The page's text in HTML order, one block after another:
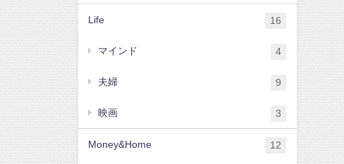
Life 16
マインド 4
夫婦 9
映画 3
Money&Home 12